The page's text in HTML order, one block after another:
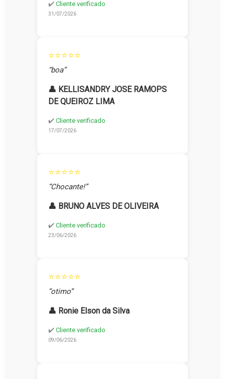
✔️ Cliente verificado
31/07/2026
⭐⭐⭐⭐⭐
“boa”
👤 KELLISANDRY JOSE RAMOPS
DE QUEIROZ LIMA
✔️ Cliente verificado
17/07/2026
⭐⭐⭐⭐⭐
“Chocante!”
👤 BRUNO ALVES DE OLIVEIRA
✔️ Cliente verificado
23/06/2026
⭐⭐⭐⭐⭐
“otimo”
👤 Ronie Elson da Silva
✔️ Cliente verificado
09/06/2026